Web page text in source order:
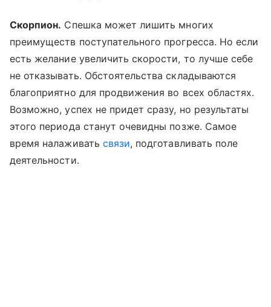
Скорпион. Спешка может лишить многих
преимуществ поступательного прогресса. Но если
есть желание увеличить скорости, то лучше себе
не отказывать. Обстоятельства складываются
благоприятно для продвижения во всех областях.
Возможно, успех не придет сразу, но результаты
этого периода станут очевидны позже. Самое
время налаживать связи, подготавливать поле
деятельности.